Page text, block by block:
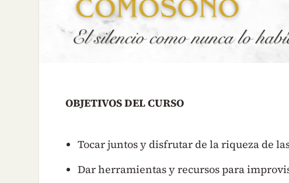
OBJETIVOS DEL CURSO
Tocar juntos y disfrutar de la riqueza de
Dar herramientas y recursos para